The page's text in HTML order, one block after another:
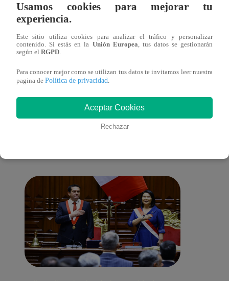
Melissa Klug en EVDLV: ¿Te consideras
una buena madre?
También te puede
Usamos cookies para mejorar tu
experiencia.
Este sitio utiliza cookies para analizar el tráfico y personalizar
contenido. Si estás en la Unión Europea, tus datos se gestionarán
según el RGPD.
Para conocer mejor como se utilizan tus datos te invitamos leer nuestra
pagina de Política de privacidad.
Aceptar Cookies
Rechazar